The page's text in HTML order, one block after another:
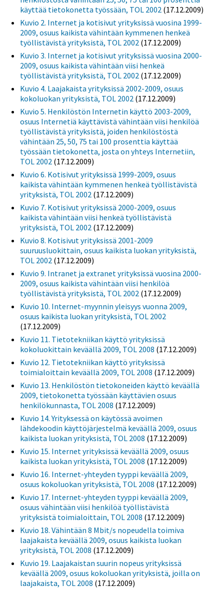
käyttää tietokonetta työssään, TOL 2002 (17.12.2009)
Kuvio 2. Internet ja kotisivut yrityksissä vuosina 1999-
2009, osuus kaikista vähintään kymmenen henkeä
työllistävistä yrityksistä, TOL 2002 (17.12.2009)
Kuvio 3. Internet ja kotisivut yrityksissä vuosina 2000-
2009, osuus kaikista vähintään viisi henkeä
työllistävistä yrityksistä, TOL 2002 (17.12.2009)
Kuvio 4. Laajakaista yrityksissä 2002-2009, osuus
kokoluokan yrityksistä, TOL 2002 (17.12.2009)
Kuvio 5. Henkilöstön Internetin käyttö 2003-2009,
osuus Internetiä käyttävistä vähintään viisi henkilöä
työllistävistä yrityksistä, joiden henkilöstöstä
vähintään 25, 50, 75 tai 100 prosenttia käyttää
työssään tietokonetta, josta on yhteys Internetiin,
TOL 2002 (17.12.2009)
Kuvio 6. Kotisivut yrityksissä 1999-2009, osuus
kaikista vähintään kymmenen henkeä työllistävistä
yrityksistä, TOL 2002 (17.12.2009)
Kuvio 7. Kotisivut yrityksissä 2000-2009, osuus
kaikista vähintään viisi henkeä työllistävistä
yrityksistä, TOL 2002 (17.12.2009)
Kuvio 8. Kotisivut yrityksissä 2001-2009
suuruusluokittain, osuus kaikista luokan yrityksistä,
TOL 2002 (17.12.2009)
Kuvio 9. Intranet ja extranet yrityksissä vuosina 2000-
2009, osuus kaikista vähintään viisi henkilöä
työllistävistä yrityksistä, TOL 2002 (17.12.2009)
Kuvio 10. Internet-myynnin yleisyys vuonna 2009,
osuus kaikista luokan yrityksistä, TOL 2002
(17.12.2009)
Kuvio 11. Tietotekniikan käyttö yrityksissä
kokoluokittain keväällä 2009, TOL 2008 (17.12.2009)
Kuvio 12. Tietotekniikan käyttö yrityksissä
toimialoittain keväällä 2009, TOL 2008 (17.12.2009)
Kuvio 13. Henkilöstön tietokoneiden käyttö keväällä
2009, tietokonetta työssään käyttävien osuus
henkilökunnasta, TOL 2008 (17.12.2009)
Kuvio 14. Yrityksessä on käytössä avoimen
lähdekoodin käyttöjärjestelmä keväällä 2009, osuus
kaikista luokan yrityksistä, TOL 2008 (17.12.2009)
Kuvio 15. Internet yrityksissä keväällä 2009, osuus
kaikista luokan yrityksistä, TOL 2008 (17.12.2009)
Kuvio 16. Internet-yhteyden tyyppi keväällä 2009,
osuus kokoluokan yrityksistä, TOL 2008 (17.12.2009)
Kuvio 17. Internet-yhteyden tyyppi keväällä 2009,
osuus vähintään viisi henkilöä työllistävistä
yrityksistä toimialoittain, TOL 2008 (17.12.2009)
Kuvio 18. Vähintään 8 Mbit/s nopeudella toimiva
laajakaista keväällä 2009, osuus kaikista luokan
yrityksistä, TOL 2008 (17.12.2009)
Kuvio 19. Laajakaistan suurin nopeus yrityksissä
keväällä 2009, osuus kokoluokan yrityksistä, joilla on
laajakaista, TOL 2008 (17.12.2009)